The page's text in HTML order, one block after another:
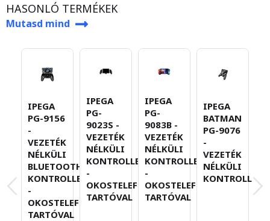
HASONLÓ TERMÉKEK
Mutasd mind
IPEGA
PG-9156
-
VEZETÉK
NÉLKÜLI
BLUETOOTH
KONTROLLER
-
OKOSTELEFON-
TARTÓVAL
IPEGA
PG-
9023S -
VEZETÉK
NÉLKÜLI
KONTROLLER
-
OKOSTELEFON-
TARTÓVAL
IPEGA
PG-
9083B -
VEZETÉK
NÉLKÜLI
KONTROLLER
-
OKOSTELEFON-
TARTÓVAL
IPEGA
BATMAN
PG-9076
-
VEZETÉK
NÉLKÜLI
KONTROLLER